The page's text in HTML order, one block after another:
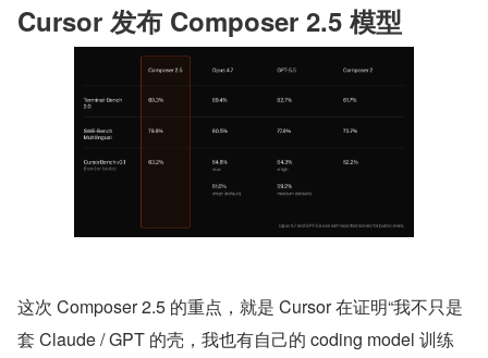
Cursor 发布 Composer 2.5 模型
这次 Composer 2.5 的重点，就是 Cursor 在证明“我不只是
套 Claude / GPT 的壳，我也有自己的 coding model 训练